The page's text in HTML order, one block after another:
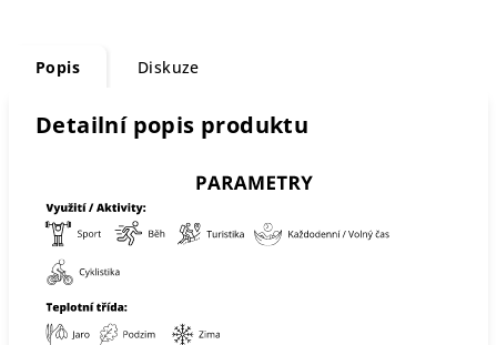
Popis Diskuze
Detailní popis produktu